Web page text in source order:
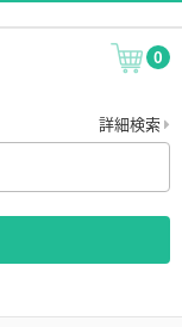
0
詳細検索